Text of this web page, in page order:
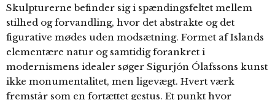
Skulpturerne befinder sig i spændingsfeltet mellem
stilhed og forvandling, hvor det abstrakte og det
figurative mødes uden modsætning. Formet af Islands
elementære natur og samtidig forankret i
modernismens idealer søger Sigurjón Ólafssons kunst
ikke monumentalitet, men ligevægt. Hvert værk
fremstår som en fortættet gestus. Et punkt hvor